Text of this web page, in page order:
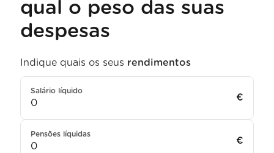
qual o peso das suas
despesas
Indique quais os seus rendimentos
Salário líquido
€
Pensões líquidas
€